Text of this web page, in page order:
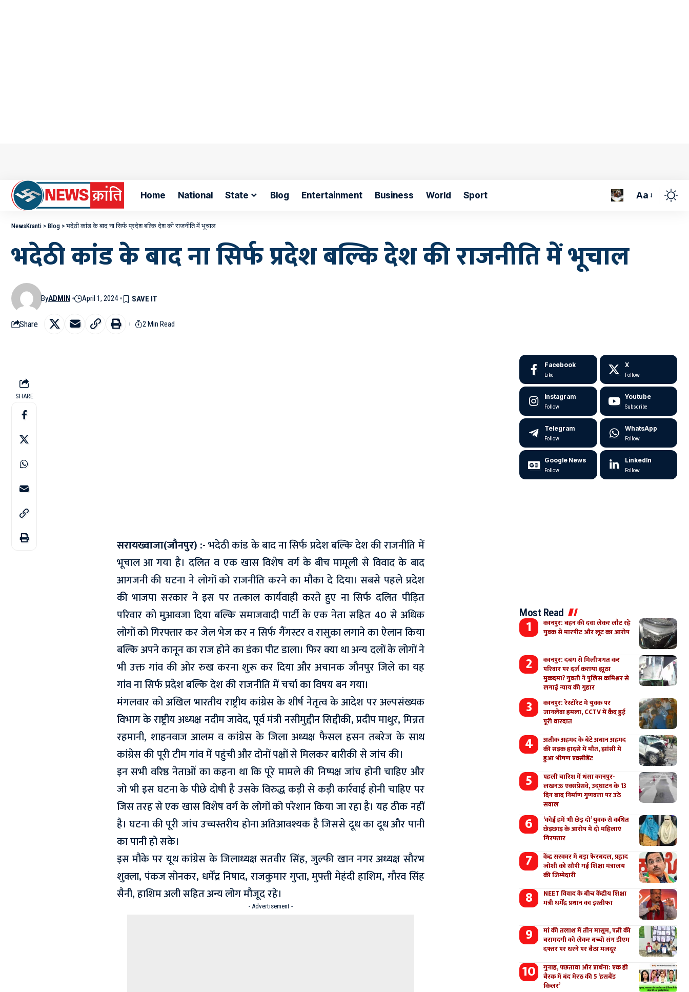
Home National State Blog Entertainment Business World Sport Aa
NewsKranti > Blog > भदेठी कांड के बाद ना सिर्फ प्रदेश बल्कि देश की राजनीति में भूचाल
भदेठी कांड के बाद ना सिर्फ प्रदेश बल्कि देश की राजनीति में भूचाल
ByADMIN April 1, 2024
Share 2 Min Read
SHARE
सरायख्वाजा(जौनपुर) :-भदेठी कांड के बाद ना सिर्फ प्रदेश बल्कि देश की राजनीति में
भूचाल आ गया है। दलित व एक खास विशेष वर्ग के बीच मामूली से विवाद के बाद
आगजनी की घटना ने लोगों को राजनीति करने का मौका दे दिया। सबसे पहले प्रदेश
की भाजपा सरकार ने इस पर तत्काल कार्यवाही करते हुए ना सिर्फ दलित पीड़ित
परिवार को मुआवजा दिया बल्कि समाजवादी पार्टी के एक नेता सहित 40 से अधिक
लोगों को गिरफ्तार कर जेल भेज कर न सिर्फ गैंगस्टर व रासुका लगाने का ऐलान किया
बल्कि अपने कानून का राज होने का डंका पीट डाला। फिर क्या था अन्य दलों के लोगों ने
भी उक्त गांव की ओर रुख करना शुरू कर दिया और अचानक जौनपुर जिले का यह
गांव ना सिर्फ प्रदेश बल्कि देश की राजनीति में चर्चा का विषय बन गया।
मंगलवार को अखिल भारतीय राष्ट्रीय कांग्रेस के शीर्ष नेतृत्व के आदेश पर अल्पसंख्यक
विभाग के राष्ट्रीय अध्यक्ष नदीम जावेद, पूर्व मंत्री नसीमुद्दीन सिद्दीकी, प्रदीप माथुर, मिन्नत
रहमानी, शाहनवाज आलम व कांग्रेस के जिला अध्यक्ष फैसल हसन तबरेज के साथ
कांग्रेस की पूरी टीम गांव में पहुंची और दोनों पक्षों से मिलकर बारीकी से जांच की।
इन सभी वरिष्ठ नेताओं का कहना था कि पूरे मामले की निष्पक्ष जांच होनी चाहिए और
जो भी इस घटना के पीछे दोषी है उसके विरुद्ध कड़ी से कड़ी कार्रवाई होनी चाहिए पर
जिस तरह से एक खास विशेष वर्ग के लोगों को परेशान किया जा रहा है। यह ठीक नहीं
है। घटना की पूरी जांच उच्चस्तरीय होना अतिआवश्यक है जिससे दूध का दूध और पानी
का पानी हो सके।
इस मौके पर यूथ कांग्रेस के जिलाध्यक्ष सतवीर सिंह, जुल्फी खान नगर अध्यक्ष सौरभ
शुक्ला, पंकज सोनकर, धर्मेंद्र निषाद, राजकुमार गुप्ता, मुफ्ती मेहंदी हाशिम, गौरव सिंह
सैनी, हाशिम अली सहित अन्य लोग मौजूद रहे।
- Advertisement -
Facebook
Like
X
Follow
Instagram
Follow
Youtube
Subscribe
Telegram
Follow
WhatsApp
Follow
Google News
Follow
LinkedIn
Follow
Most Read
कानपुर: बहन की दवा लेकर लौट रहे
युवक से मारपीट और लूट का आरोप
कानपुर: दबंग से मिलीभगत कर
परिवार पर दर्ज कराया झूठा
मुकदमा? युवती ने पुलिस कमिश्नर से
लगाई न्याय की गुहार
कानपुर: रेस्टोरेंट में युवक पर
जानलेवा हमला, CCTV में कैद हुई
पूरी वारदात
अतीक अहमद के बेटे अबान अहमद
की सड़क हादसे में मौत, झांसी में
हुआ भीषण एक्सीडेंट
पहली बारिश में धंसा कानपुर-
लखनऊ एक्सप्रेसवे, उद्घाटन के 13
दिन बाद निर्माण गुणवत्ता पर उठे
सवाल
‘कोई हमें भी छेड़ दो’ युवक से कथित
छेड़छाड़ के आरोप मे दो महिलाएं
गिरफ्तार
केंद्र सरकार में बड़ा फेरबदल, प्रह्लाद
जोशी को सौंपी गई शिक्षा मंत्रालय
की जिम्मेदारी
NEET विवाद के बीच केंद्रीय शिक्षा
मंत्री धर्मेंद्र प्रधान का इस्तीफा
मां की तलाश में तीन मासूम, पत्नी की
बरामदगी को लेकर बच्चों संग डीएम
दफ्तर पर धरने पर बैठा मजदूर
गुनाह, पछतावा और प्रार्थना: एक ही
बैरक में बंद मेरठ की 5 ‘हसबैंड
किलर’